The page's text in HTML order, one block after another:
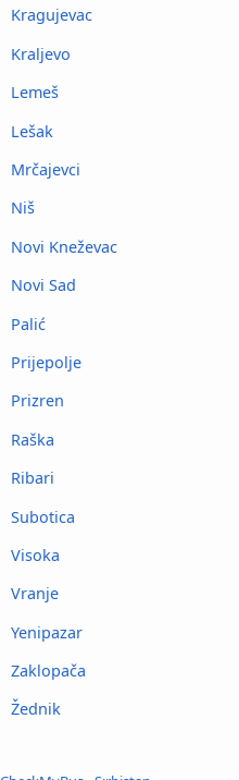
Kragujevac
Kraljevo
Lemeš
Lešak
Mrčajevci
Niš
Novi Kneževac
Novi Sad
Palić
Prijepolje
Prizren
Raška
Ribari
Subotica
Visoka
Vranje
Yenipazar
Zaklopača
Žednik